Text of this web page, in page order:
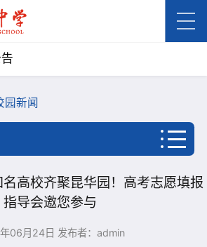
园新闻
高校齐聚昆华园！高考志愿填报
指导会邀您参与
06月24日 发布者：admin